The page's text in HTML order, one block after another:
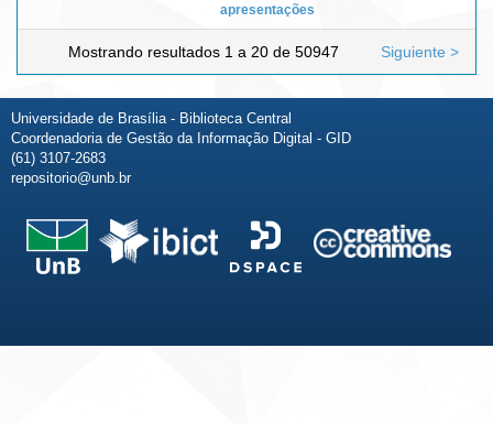
apresentações
Mostrando resultados 1 a 20 de 50947 Siguiente >
Universidade de Brasília - Biblioteca Central
Coordenadoria de Gestão da Informação Digital - GID
(61) 3107-2683
repositorio@unb.br